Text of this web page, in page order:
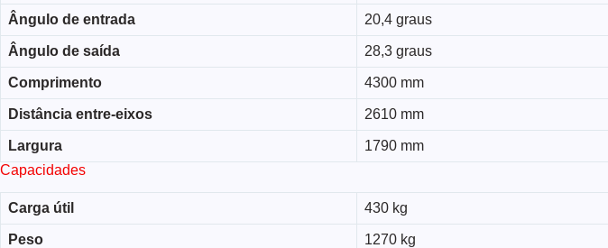
Ângulo de entrada 20,4 graus
Ângulo de saída 28,3 graus
Comprimento 4300 mm
Distância entre-eixos 2610 mm
Largura
1790 mm
Capacidades
Carga útil 430 kg
Peso 1270 kg